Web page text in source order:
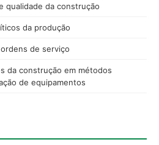
qualidade da construção
da produção
de serviço
da construção em métodos
de equipamentos